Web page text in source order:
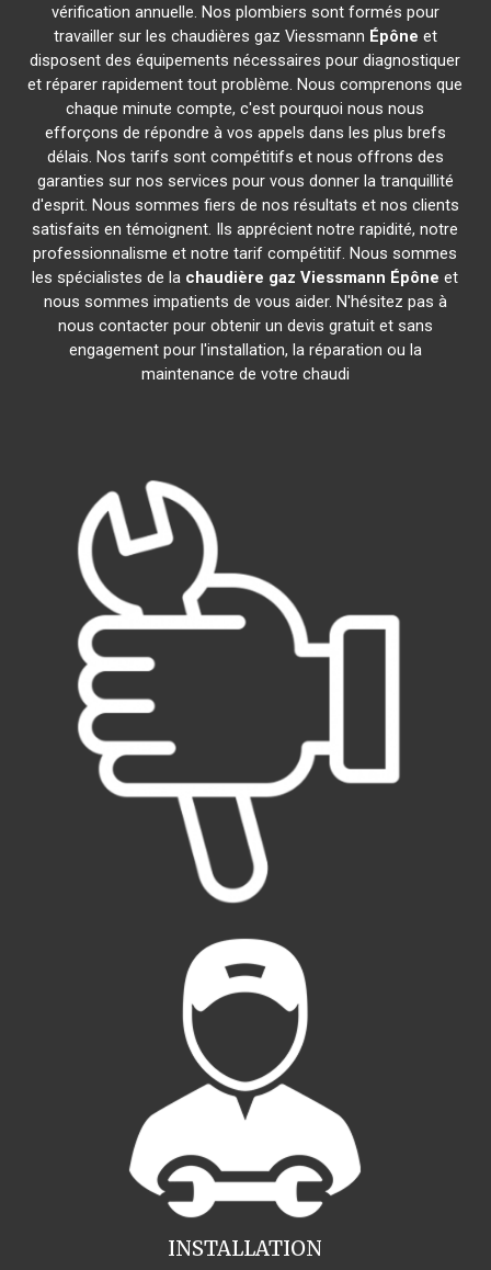
vérification annuelle. Nos plombiers sont formés pour
travailler sur les chaudières gaz Viessmann Épône et
disposent des équipements nécessaires pour diagnostiquer
et réparer rapidement tout problème. Nous comprenons que
chaque minute compte, c'est pourquoi nous nous
efforçons de répondre à vos appels dans les plus brefs
délais. Nos tarifs sont compétitifs et nous offrons des
garanties sur nos services pour vous donner la tranquillité
d'esprit. Nous sommes fiers de nos résultats et nos clients
satisfaits en témoignent. Ils apprécient notre rapidité, notre
professionnalisme et notre tarif compétitif. Nous sommes
les spécialistes de la chaudière gaz Viessmann Épône et
nous sommes impatients de vous aider. N'hésitez pas à
nous contacter pour obtenir un devis gratuit et sans
engagement pour l'installation, la réparation ou la
maintenance de votre chaudi
INSTALLATION